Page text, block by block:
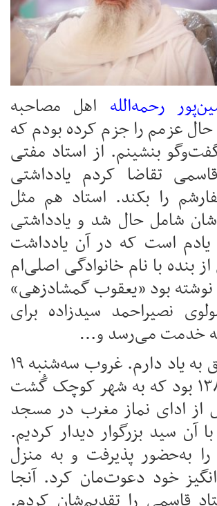
رحمه‌الله اهل مصاحبه
حال عزمم را جزم کرده بودم که
بنشینم. از استاد مفتی
تقاضا کردم یادداشتی
را بکند. استاد هم مثل
شامل حال شد و یادداشتی
یادم است که در آن یادداشت
بنده با نام خانوادگی اصلی‌ام
نوشته بود «یعقوب گمشادزهی»
نصیراحمد سیدزاده برای
خدمت می‌رسد و…
آن روز را دقیق به یاد دارم. غروب سه‌شنبه ۱۹
بهمن سال ۱۳۸۹ بود که به شهر کوچک گُشت
از ادای نماز مغرب در مسجد
آن سید بزرگوار دیدار کردیم.
به‌حضور پذیرفت و به منزل
خود دعوت‌مان کرد. آنجا